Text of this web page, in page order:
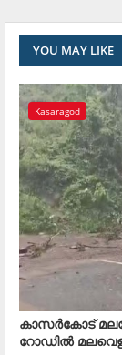
YOU MAY LIKE
Kasaragod
കാസര്‍കോട്
റോഡില്‍